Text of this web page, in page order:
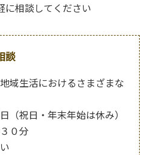
相談してください
談
域生活におけるさまざまな
（祝日・年末年始は休み）
０分